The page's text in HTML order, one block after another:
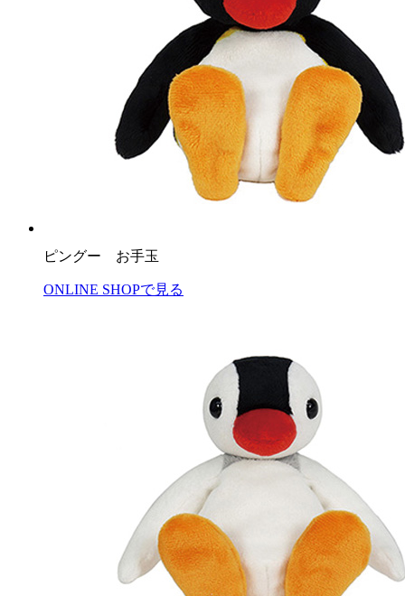
ピングー お手玉
ONLINE SHOPで見る